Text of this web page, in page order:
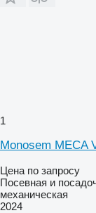
1
Monosem MECA
Цена по запросу
Посевная и
механическая
2024